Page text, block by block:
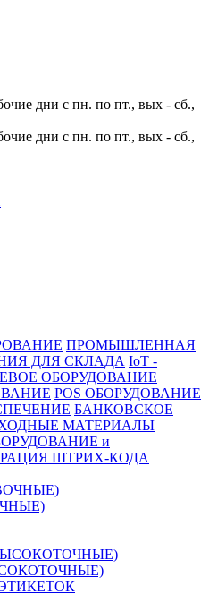
дни с пн. по пт., вых - сб.,
дни с пн. по пт., вых - сб.,
ПРОМЫШЛЕННАЯ
ДЛЯ СКЛАДА IoT -
ОБОРУДОВАНИЕ
POS ОБОРУДОВАНИЕ
БАНКОВСКОЕ
МАТЕРИАЛЫ
и
ШТРИХ-КОДА